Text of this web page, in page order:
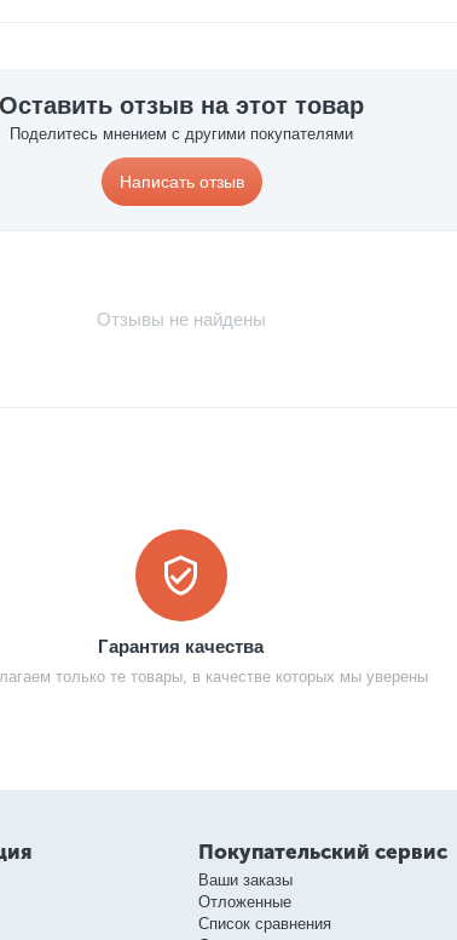
Оставить отзыв на этот товар
Поделитесь мнением с другими покупателями
Написать отзыв
Отзывы не найдены
Гарантия качества
только те товары, в качестве которых мы уверены
Покупательский сервис
Ваши заказы
Отложенные
Список сравнения